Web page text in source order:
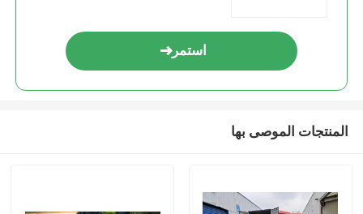
استمر
المنتجات الموصى بها